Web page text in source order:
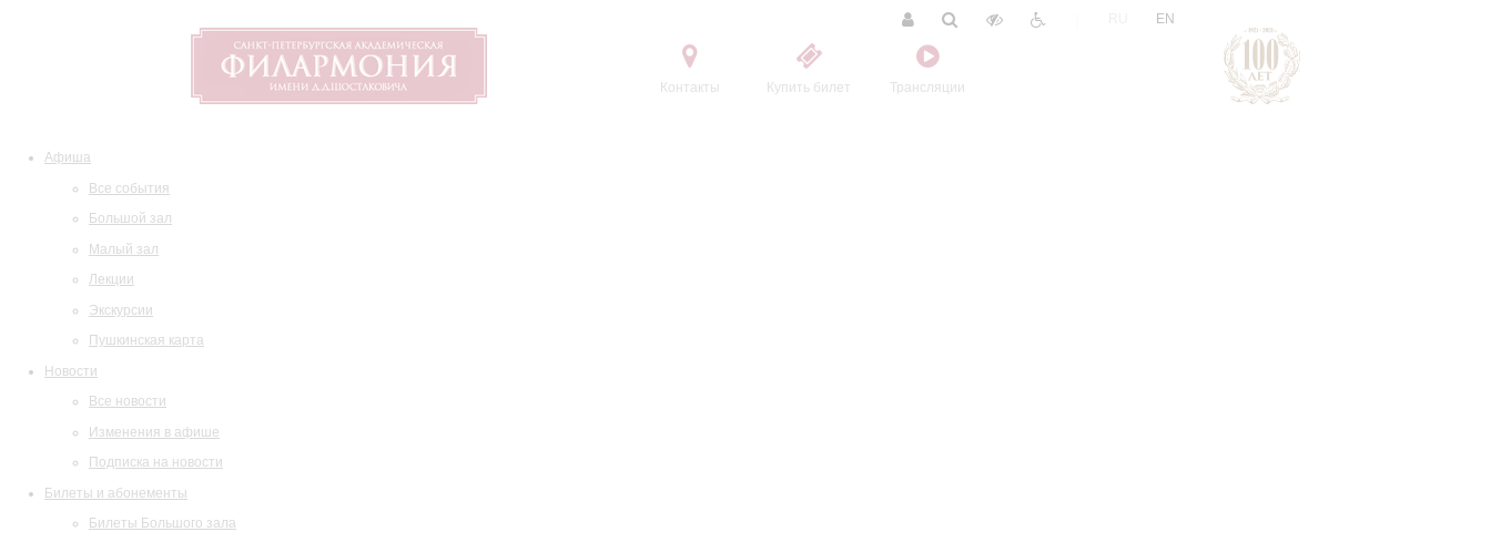
Контакты Купить билет Трансляции
EN
Афиша
Все события
Большой зал
Малый зал
Лекции
Экскурсии
Пушкинская карта
Новости
Все новости
Изменения в афише
Подписка на новости
Билеты и абонементы
Билеты Большого зала